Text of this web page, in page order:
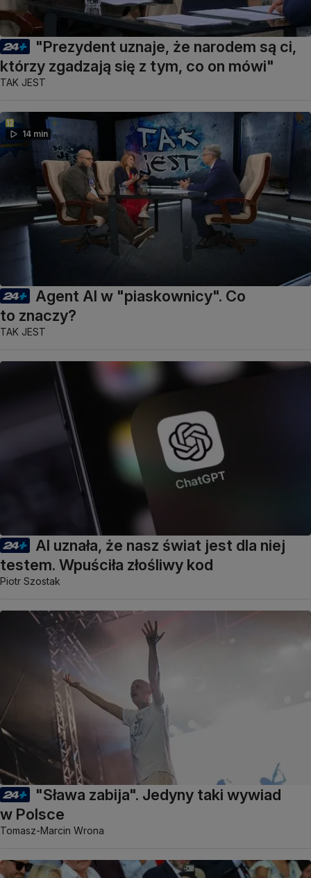
"Prezydent uznaje, że narodem są ci,
którzy zgadzają się z tym, co on mówi"
TAK JEST
14 min
Agent AI w "piaskownicy". Co
to znaczy?
TAK JEST
AI uznała, że nasz świat jest dla niej
testem. Wpuściła złośliwy kod
Piotr Szostak
"Sława zabija". Jedyny taki wywiad
w Polsce
Tomasz-Marcin Wrona